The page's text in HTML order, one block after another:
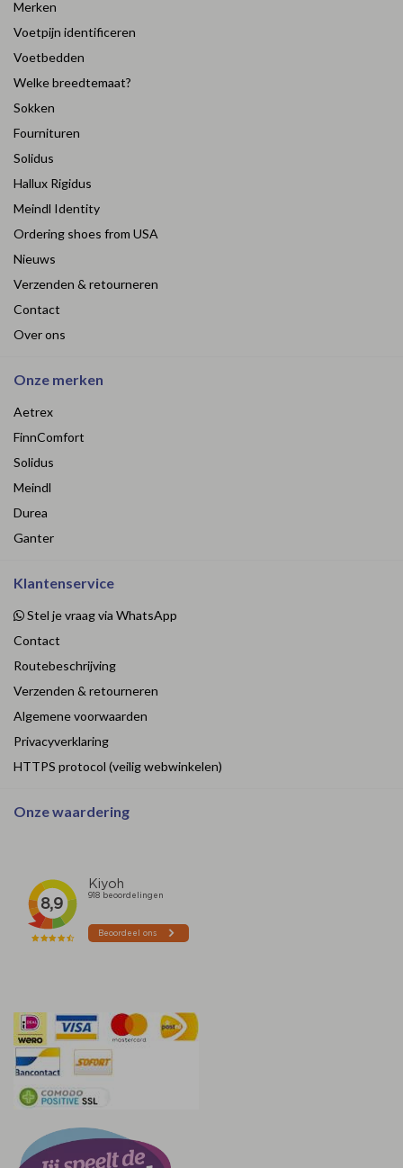
Merken
Voetpijn identificeren
Voetbedden
Welke breedtemaat?
Sokken
Fournituren
Solidus
Hallux Rigidus
Meindl Identity
Ordering shoes from USA
Nieuws
Verzenden & retourneren
Contact
Over ons
Onze merken
Aetrex
FinnComfort
Solidus
Meindl
Durea
Ganter
Klantenservice
Stel je vraag via WhatsApp
Contact
Routebeschrijving
Verzenden & retourneren
Algemene voorwaarden
Privacyverklaring
HTTPS protocol (veilig webwinkelen)
Onze waardering